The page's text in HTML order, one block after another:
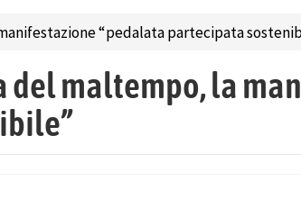
“pedalata partecipata
del maltempo, la